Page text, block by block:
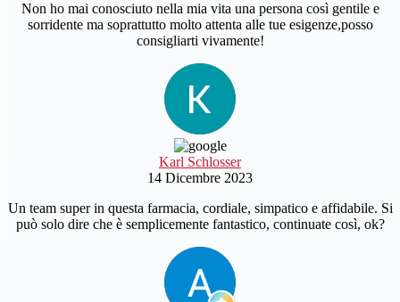
Non ho mai conosciuto nella mia vita una persona così gentile e
sorridente ma soprattutto molto attenta alle tue esigenze,posso
consigliarti vivamente!
Karl Schlosser
14 Dicembre 2023
Un team super in questa farmacia, cordiale, simpatico e affidabile. Si
può solo dire che è semplicemente fantastico, continuate così, ok?